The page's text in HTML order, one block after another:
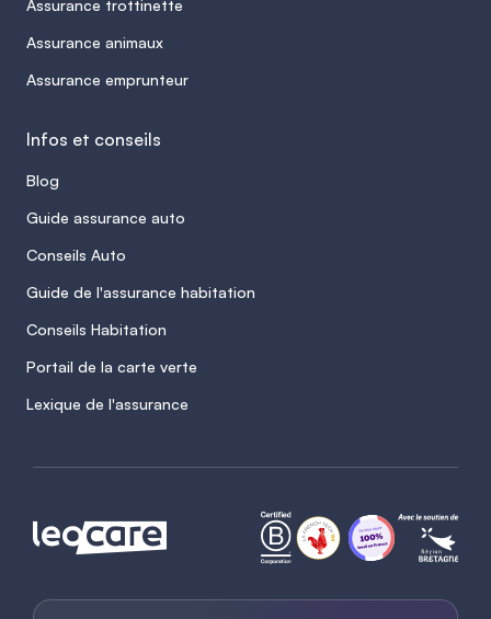
Assurance trottinette
Assurance animaux
Assurance emprunteur
Infos et conseils
Blog
Guide assurance auto
Conseils Auto
Guide de l'assurance habitation
Conseils Habitation
Portail de la carte verte
Lexique de l'assurance